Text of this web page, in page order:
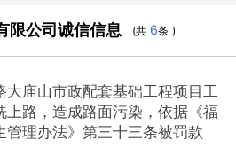
限公司诚信信息 (共 6条 )
大庙山市政配套基础工程项目工
上路，造成路面污染，依据《福
管理办法》第三十三条被罚款